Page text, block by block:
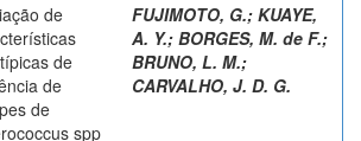
de
de
de
de
spp
FUJIMOTO, G.; KUAYE,
A. Y.; BORGES, M. de F.;
BRUNO, L. M.;
CARVALHO, J. D. G.